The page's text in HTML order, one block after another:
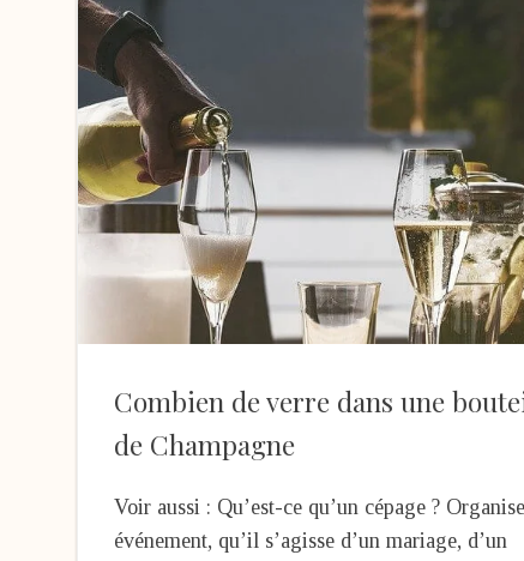
Combien de verre dans une
de Champagne
Voir aussi : Qu’est-ce qu’un cépage ?
événement, qu’il s’agisse d’un mariage, d’un